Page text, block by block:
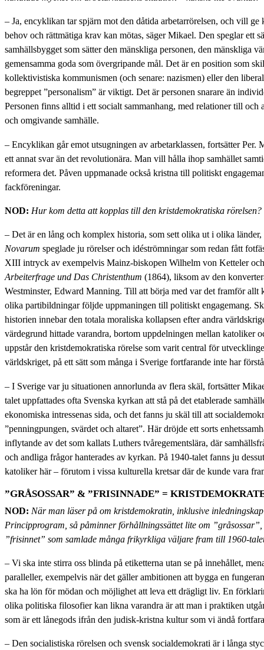
– Ja, encyklikan tar spjärn mot den dåtida arbetarrörelsen, och vill
behov och rättmätiga krav kan mötas, säger Mikael. Den speglar ett
samhällsbygget som sätter den mänskliga personen, den mänskliga
gemensamma goda som övergripande mål. Det är en position som
kollektivistiska kommunismen (och senare: nazismen) eller den
begreppet ”personalism” är viktigt. Det är personen snarare än
Personen finns alltid i ett socialt sammanhang, med relationer till och
och omgivande samhälle.
– Encyklikan går emot utsugningen av arbetarklassen, fortsätter Per.
ett annat svar än det revolutionära. Man vill hålla ihop samhället
reformera det. Påven uppmanade också kristna till politiskt
fackföreningar.
NOD: Hur kom detta att kopplas till den kristdemokratiska rörelsen?
– Det är en lång och komplex historia, som sett olika ut i olika
Novarum speglade ju rörelser och idéströmningar som redan fått
XIII intryck av exempelvis Mainz-biskopen Wilhelm von Ketteler
Arbeiterfrage und Das Christenthum (1864), liksom av den
Westminster, Edward Manning. Till att börja med var det framför allt
olika partibildningar följde uppmaningen till politiskt engagemang.
historien innebar den totala moraliska kollapsen efter andra
värdegrund hittade varandra, bortom uppdelningen mellan katoliker
uppstår den kristdemokratiska rörelse som varit central för
världskriget, på ett sätt som många i Sverige fortfarande inte har
– I Sverige var ju situationen annorlunda av flera skäl, fortsätter
talet uppfattades ofta Svenska kyrkan att stå på det etablerade
ekonomiska intressenas sida, och det fanns ju skäl till att
”penningpungen, svärdet och altaret”. Här dröjde ett sorts
inflytande av det som kallats Luthers tvåregementslära, där
och andliga frågor hanterades av kyrkan. På 1940-talet fanns ju
katoliker här – förutom i vissa kulturella kretsar där de kunde vara
”GRÅSOSSAR” & ”FRISINNADE” =
NOD: När man läser på om kristdemokratin, inklusive
Principprogram, så påminner förhållningssättet lite om
”frisinnet” som samlade många frikyrkliga väljare fram till 1960-
– Vi ska inte stirra oss blinda på etiketterna utan se på innehållet,
paralleller, exempelvis när det gäller ambitionen att bygga en
ska ha lön för mödan och möjlighet att leva ett drägligt liv. En
olika politiska filosofier kan likna varandra är att man i praktiken
som är ett lånegods ifrån den judisk-kristna kultur som vi ändå
– Den socialistiska rörelsen och svensk socialdemokrati är i långa